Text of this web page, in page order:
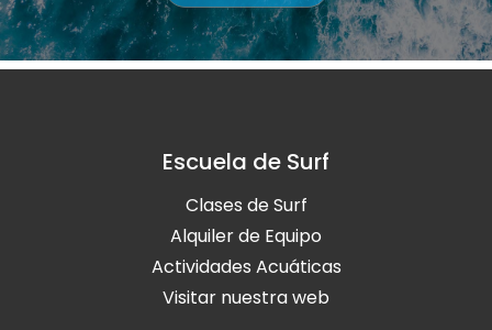
Escuela de Surf
Clases de Surf
Alquiler de Equipo
Actividades Acuáticas
Visitar nuestra web